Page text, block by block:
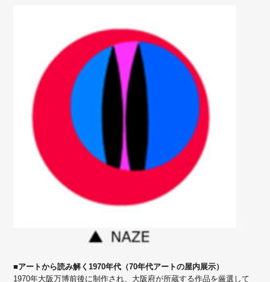
■アートから読み解く1970年代（70年代アートの屋内展示）
1970年大阪万博前後に制作され、大阪府が所蔵する作品を厳選して